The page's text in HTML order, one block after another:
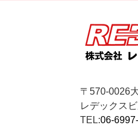
〒570-0026
レデックス
TEL:06-